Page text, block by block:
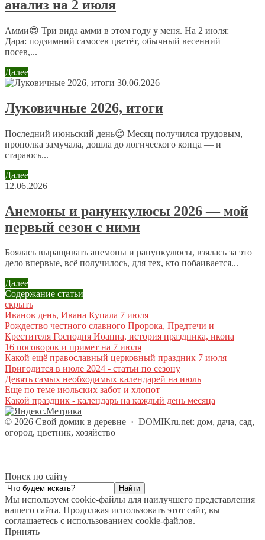
Имя*
Email*
Сайт
персональных данных.Политика конфиденциальности
анализ на 2 июля
Амми😍 Три вида амми в этом году у меня. На 2 июля:
Дара: подзимний самосев цветёт, обычный весенний
посев,...
Далее
30.06.2026
Луковичные 2026, итоги
Последний июньский день😍 Месяц получился трудовым,
прополка замучала, дошла до логического конца — и
стараюсь...
Далее
12.06.2026
Анемоны и ранункулюсы 2026 — мой
первый сезон с ними
Боялась выращивать анемоны и ранункулюсы, взялась за это
дело впервые, всё получилось, для тех, кто побаивается...
Далее
Содержание статьи
скрыть
Иванов день, Ивана Купала 7 июля
Рождество честного славного Пророка, Предтечи и
Крестителя Господня Иоанна, история праздника, икона
16 поговорок и примет на 7 июля
Какой ещё православный церковный праздник 7 июля
Пригодится в июле 2024 - статьи по сезону
Девять самых необходимых календарей на июль
Еще по теме июльских забот и хлопот
Какой праздник - календарь на каждый день месяца
© 2026 Свой домик в деревне · DOMIKru.net: дом, дача, сад,
огород, цветник, хозяйство
Поиск по сайту
Мы используем cookie-файлы для наилучшего представления
нашего сайта. Продолжая использовать этот сайт, вы
соглашаетесь с использованием cookie-файлов.
Принять